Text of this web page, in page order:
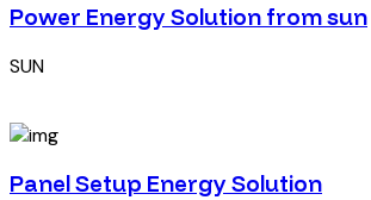
Power Energy Solution from sun
SUN
Panel Setup Energy Solution